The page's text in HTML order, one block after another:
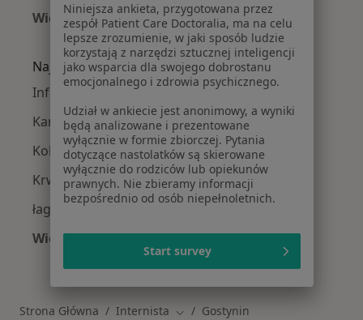
Więcej (14)
Więcej w kategorii: W pobliżu Gostynina
Najczęstsze schorzenia
Infekcje dróg moczowych Gostynin
Kamica moczowa Gostynin
Kolka nerkowa Gostynin
Krwiomocz Gostynin
łagodny rozrost prostaty Gostynin
Więcej (7)
Więcej w kategorii: Najczęstsze schorzenia
Strona Główna Internista Zmień miasto
Gostynin
Niniejsza ankieta, przygotowana przez
zespół Patient Care Doctoralia, ma na celu
lepsze zrozumienie, w jaki sposób ludzie
korzystają z narzędzi sztucznej inteligencji
jako wsparcia dla swojego dobrostanu
emocjonalnego i zdrowia psychicznego.
Udział w ankiecie jest anonimowy, a wyniki
będą analizowane i prezentowane
wyłącznie w formie zbiorczej. Pytania
dotyczące nastolatków są skierowane
wyłącznie do rodziców lub opiekunów
prawnych. Nie zbieramy informacji
bezpośrednio od osób niepełnoletnich.
Start survey